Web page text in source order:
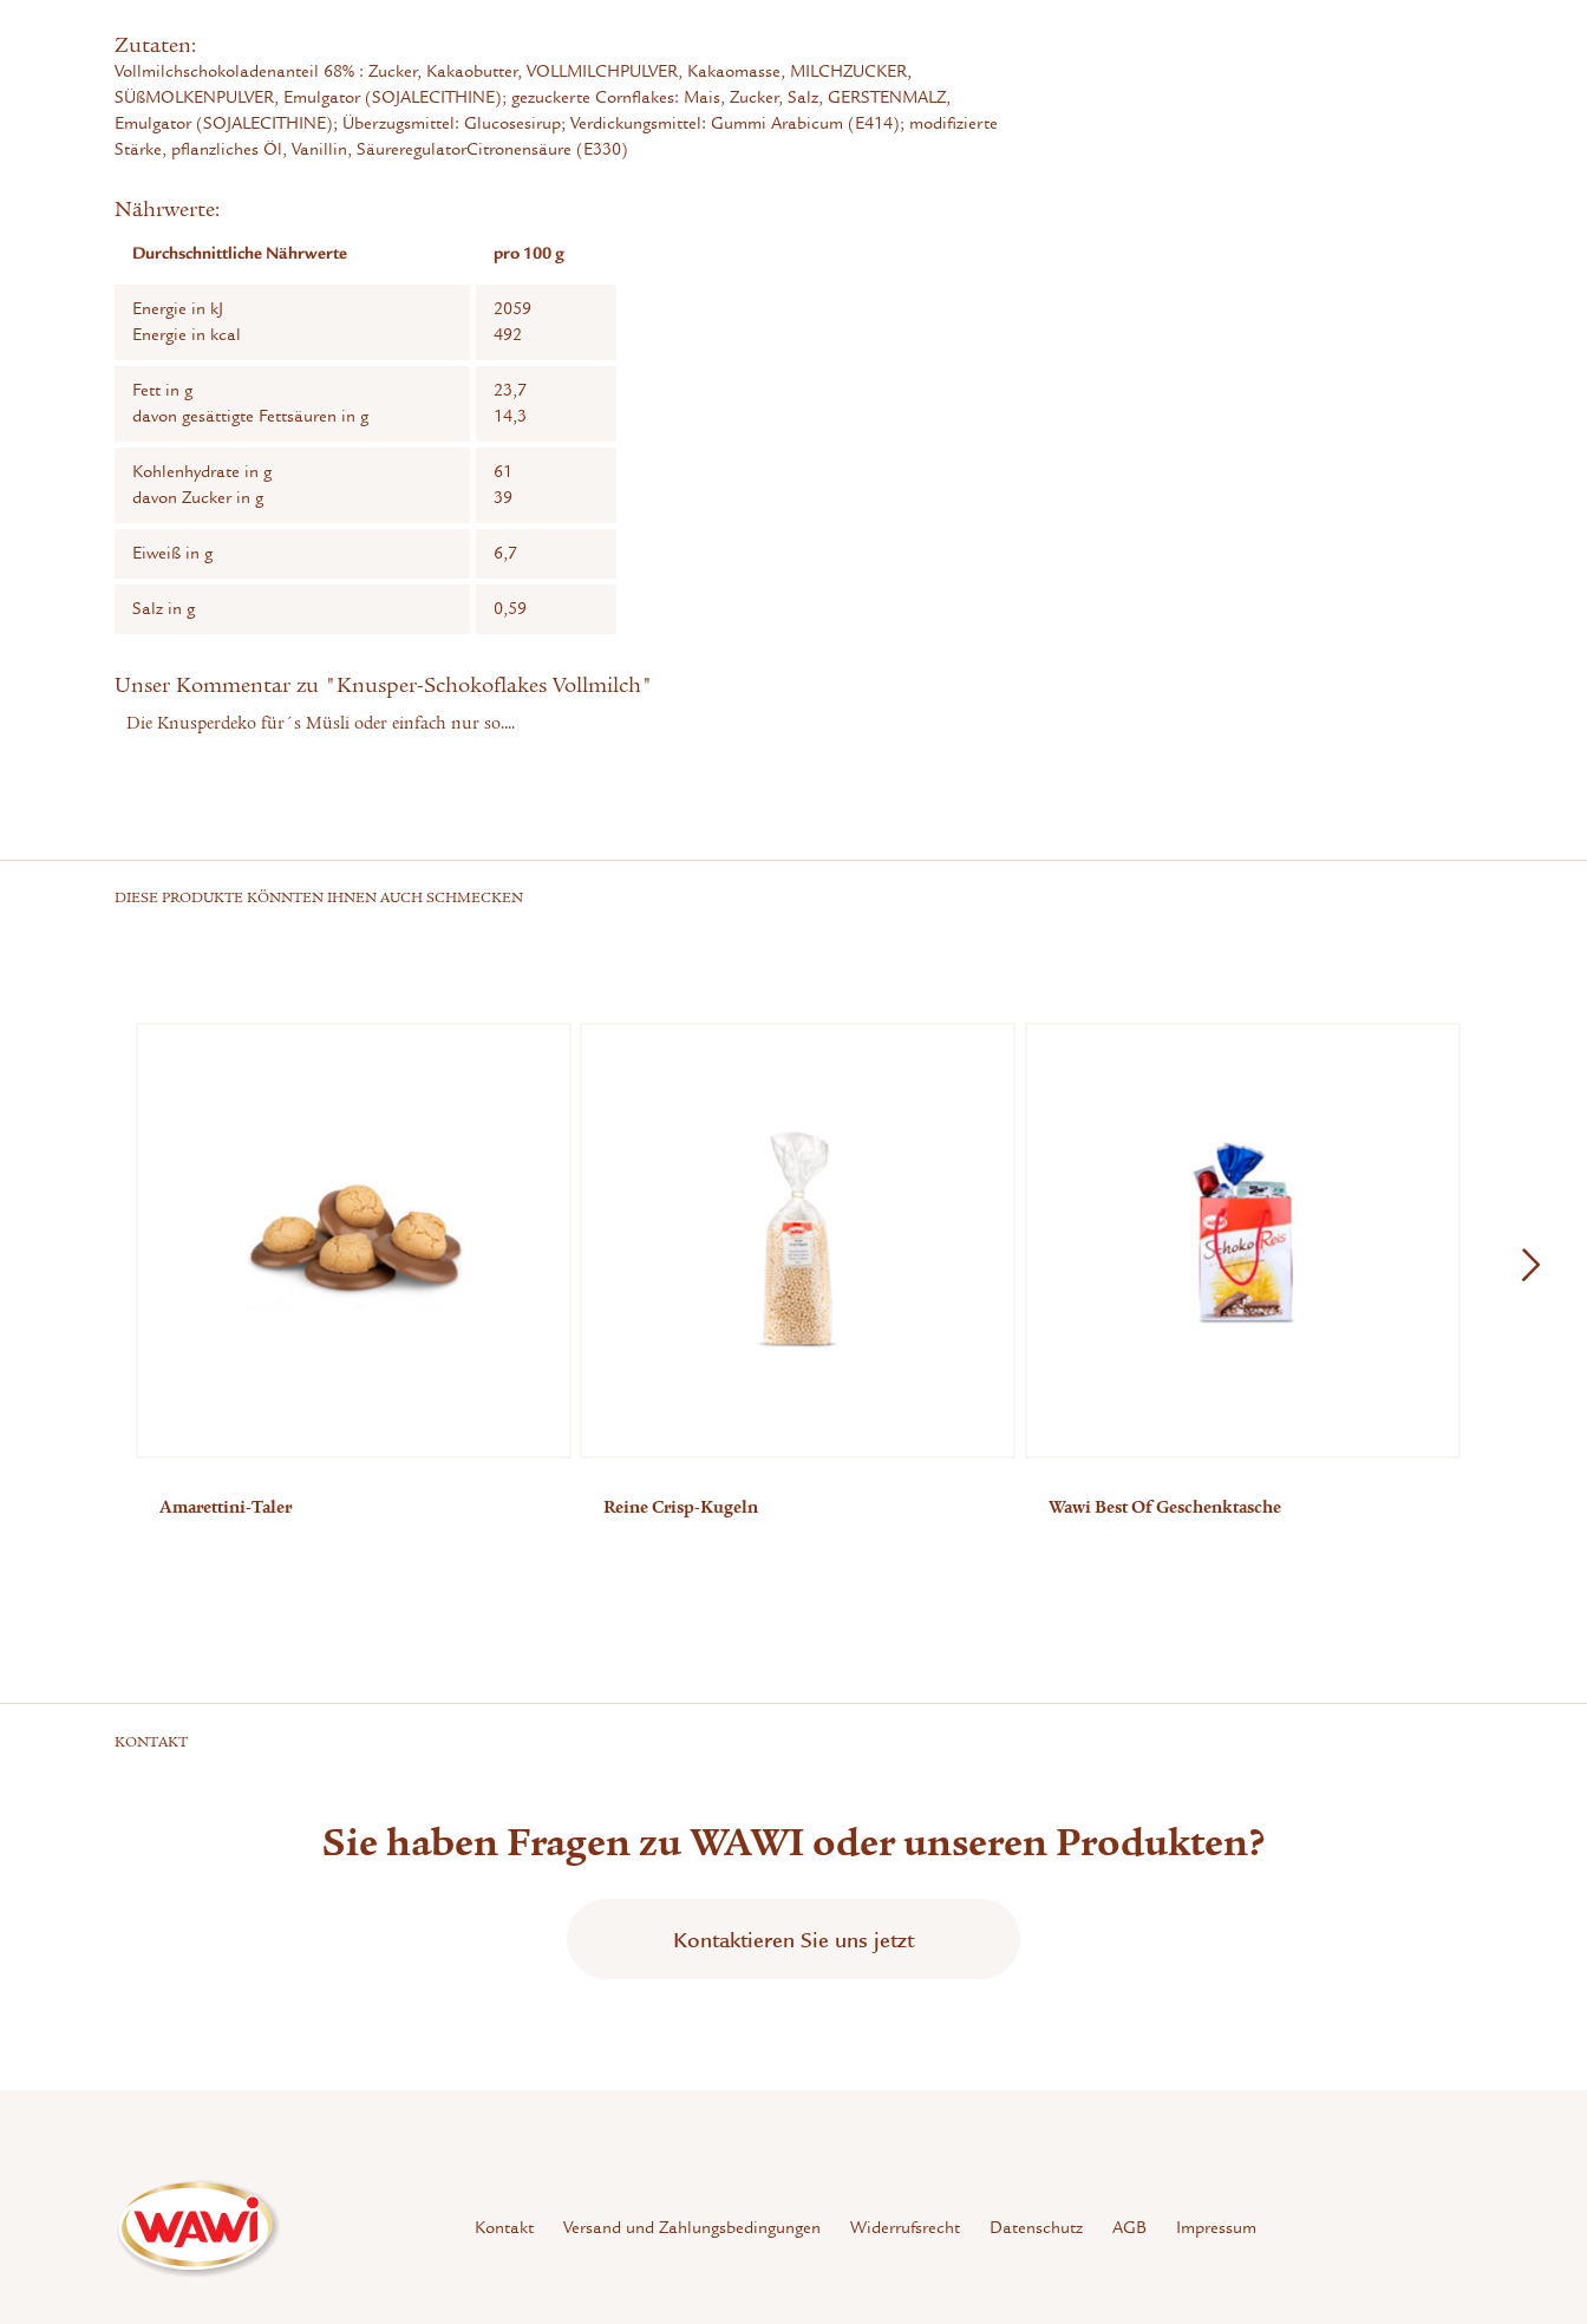
Zutaten:
Vollmilchschokoladenanteil 68% : Zucker, Kakaobutter, VOLLMILCHPULVER, Kakaomasse, MILCHZUCKER,
SÜßMOLKENPULVER, Emulgator (SOJALECITHINE); gezuckerte Cornflakes: Mais, Zucker, Salz, GERSTENMALZ,
Emulgator (SOJALECITHINE); Überzugsmittel: Glucosesirup; Verdickungsmittel: Gummi Arabicum (E414); modifizierte
Stärke, pflanzliches Öl, Vanillin, SäureregulatorCitronensäure (E330)
Nährwerte:
Durchschnittliche Nährwerte pro 100 g
Energie in kJ
Energie in kcal
2059
492
Fett in g
davon gesättigte Fettsäuren in g
23,7
14,3
Kohlenhydrate in g
davon Zucker in g
61
39
Eiweiß in g 6,7
Salz in g 0,59
Unser Kommentar zu "Knusper-Schokoflakes Vollmilch"
Die Knusperdeko für´s Müsli oder einfach nur so....
DIESE PRODUKTE KÖNNTEN IHNEN AUCH SCHMECKEN
Amarettini-Taler Reine Crisp-Kugeln Wawi Best Of Geschenktasche
KONTAKT
Sie haben Fragen zu WAWI oder unseren Produkten?
Kontaktieren Sie uns jetzt
Kontakt Versand und Zahlungsbedingungen Widerrufsrecht Datenschutz AGB Impressum